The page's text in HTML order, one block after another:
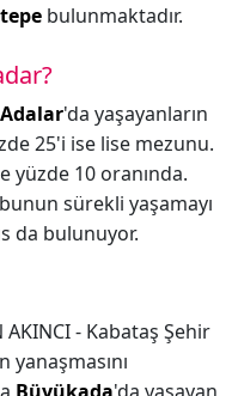
bulunmaktadır.
Adalar'da yaşayanların
25'i ise lise mezunu.
yüzde 10 oranında.
sürekli yaşamayı
da bulunuyor.
AKINCI - Kabataş Şehir